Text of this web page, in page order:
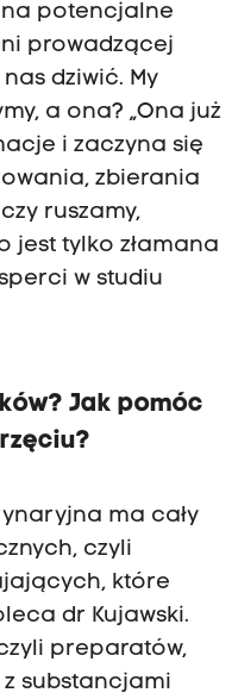
potencjalne
prowadzącej
dziwić. My
a ona? „Ona już
i zaczyna się
zbierania
ruszamy,
jest tylko złamana
w studiu
Jak pomóc
ma cały
czyli
które
dr Kujawski.
preparatów,
substancjami